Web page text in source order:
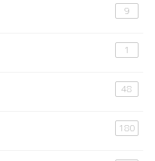
9
1
48
180